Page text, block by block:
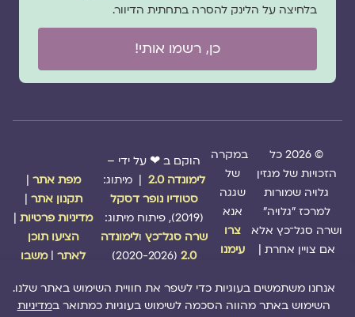
בלחיצה על הלינק להסרה בתחתית הדיוור.
כן, רשמו אותי!
© 2026 כל
הזכויות של מגזין
גלויה שמורות
למרכז "גלויה"
ושרה סגל־כץ אלא
אם צויין אחרת |
במקרה
של
שגגה
אנא
צרו
עימנו
הוקם ב ❤ על ידי –
לימונדה 2.0
| מיתוג:
סטודיו נופר דסקל
שרה סגל־כץולימונדה
2.0
(2020-2026)
מפת אתר|
תקנון אתר|
מדיניות פרטיות|
הציעו תוכן
לאתר| משבו